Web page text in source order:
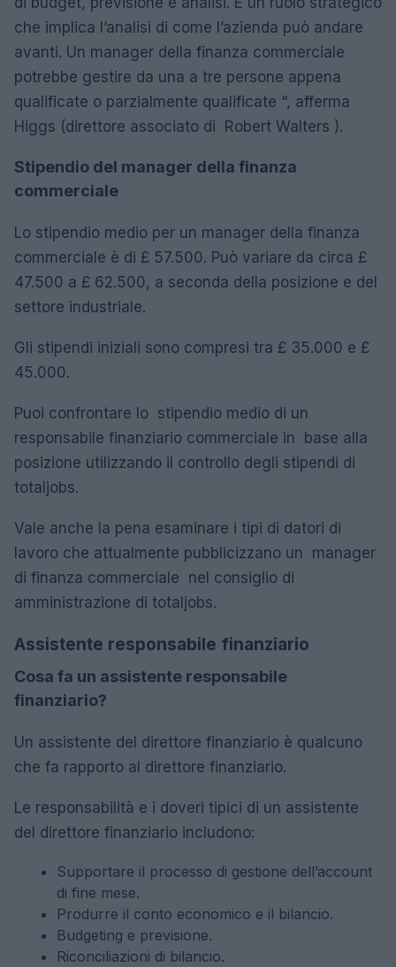
che implica l’analisi di come l’azienda può andare
avanti. Un manager della finanza commerciale
potrebbe gestire da una a tre persone appena
qualificate o parzialmente qualificate “, afferma
Higgs (direttore associato di Robert Walters ).
Stipendio del manager della finanza
commerciale
Lo stipendio medio per un manager della finanza
commerciale è di £ 57.500. Può variare da circa £
47.500 a £ 62.500, a seconda della posizione e del
settore industriale.
Gli stipendi iniziali sono compresi tra £ 35.000 e £
45.000.
Puoi confrontare lo stipendio medio di un
responsabile finanziario commerciale in base alla
posizione utilizzando il controllo degli stipendi di
totaljobs.
Vale anche la pena esaminare i tipi di datori di
lavoro che attualmente pubblicizzano un manager
di finanza commerciale nel consiglio di
amministrazione di totaljobs.
Assistente responsabile finanziario
Cosa fa un assistente responsabile
finanziario?
Un assistente del direttore finanziario è qualcuno
che fa rapporto al direttore finanziario.
Le responsabilità e i doveri tipici di un assistente
del direttore finanziario includono:
Supportare il processo di gestione dell’account
di fine mese.
Produrre il conto economico e il bilancio.
Budgeting e previsione.
Riconciliazioni di bilancio.